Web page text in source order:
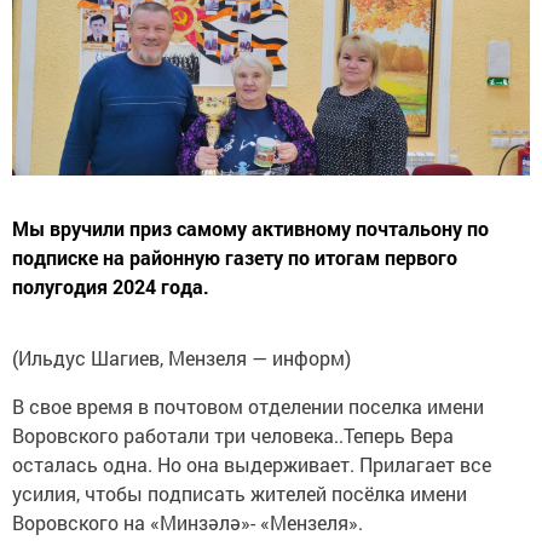
Мы вручили приз самому активному почтальону по
подписке на районную газету по итогам первого
полугодия 2024 года.
(Ильдус Шагиев, Мензеля — информ)
В свое время в почтовом отделении поселка имени
Воровского работали три человека..Теперь Вера
осталась одна. Но она выдерживает. Прилагает все
усилия, чтобы подписать жителей посёлка имени
Воровского на «Минзәлә»- «Мензеля».